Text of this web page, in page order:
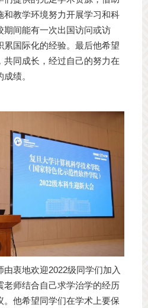
和教学环境努力开展学习和科
期间能有一次出国访问或访
累国际化的经验。最后他希望
共同成长，经过自己的努力在
绩。
衷地欢迎2022级同学们加入
老师结合自己求学治学的经历
。他希望同学们在学术上要保